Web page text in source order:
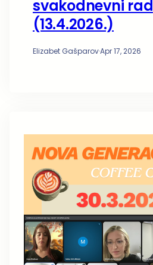
svakodnevni rad
(13.4.2026.)
Elizabet Gašparov·Apr 17, 2026